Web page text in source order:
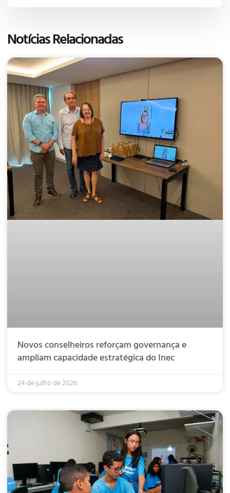
Notícias Relacionadas
Novos conselheiros reforçam governança e
ampliam capacidade estratégica do Inec
24 de julho de 2026